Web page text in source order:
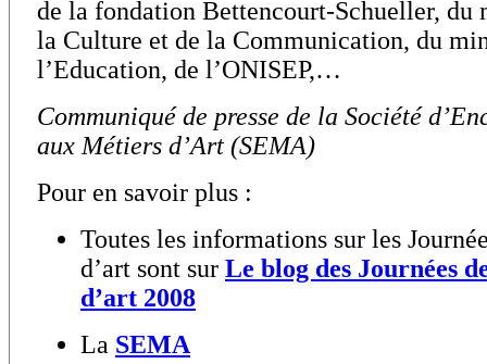
de la fondation Bettencourt-Schueller, du
la Culture et de la Communication, du
l’Education, de l’ONISEP,…
Communiqué de presse de la Société
aux Métiers d’Art (SEMA)
Pour en savoir plus :
Toutes les informations sur les
d’art sont sur Le blog des Journées
d’art 2008
La SEMA